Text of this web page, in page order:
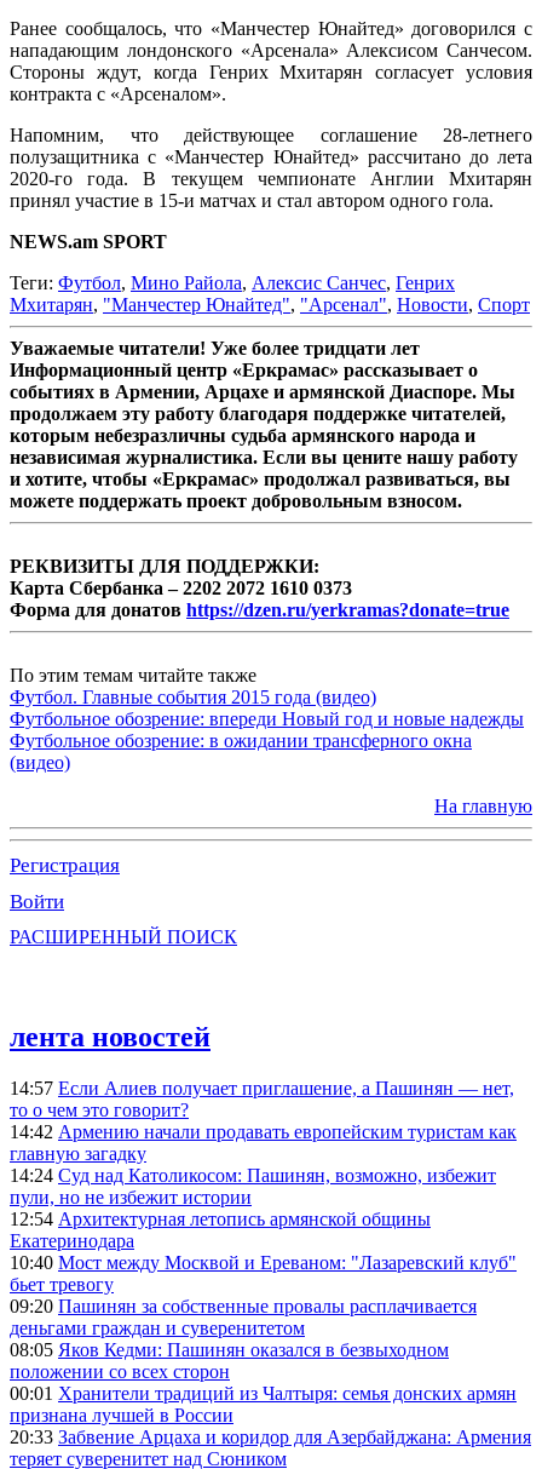
Ранее сообщалось, что «Манчестер Юнайтед» договорился с
нападающим лондонского «Арсенала» Алексисом Санчесом.
Стороны ждут, когда Генрих Мхитарян согласует условия
контракта с «Арсеналом».
Напомним, что действующее соглашение 28-летнего
полузащитника с «Манчестер Юнайтед» рассчитано до лета
2020-го года. В текущем чемпионате Англии Мхитарян
принял участие в 15-и матчах и стал автором одного гола.
NEWS.am SPORT
Теги: Футбол, Мино Райола, Алексис Санчес, Генрих
Мхитарян, "Манчестер Юнайтед", "Арсенал", Новости, Спорт
Уважаемые читатели! Уже более тридцати лет
Информационный центр «Еркрамас» рассказывает о
событиях в Армении, Арцахе и армянской Диаспоре. Мы
продолжаем эту работу благодаря поддержке читателей,
которым небезразличны судьба армянского народа и
независимая журналистика. Если вы цените нашу работу
и хотите, чтобы «Еркрамас» продолжал развиваться, вы
можете поддержать проект добровольным взносом.
РЕКВИЗИТЫ ДЛЯ ПОДДЕРЖКИ:
Карта Сбербанка – 2202 2072 1610 0373
Форма для донатов https://dzen.ru/yerkramas?donate=true
По этим темам читайте также
Футбол. Главные события 2015 года (видео)
Футбольное обозрение: впереди Новый год и новые надежды
Футбольное обозрение: в ожидании трансферного окна
(видео)
На главную
Регистрация
Войти
РАСШИРЕННЫЙ ПОИСК
лента новостей
14:57 Если Алиев получает приглашение, а Пашинян — нет,
то о чем это говорит?
14:42 Армению начали продавать европейским туристам как
главную загадку
14:24 Суд над Католикосом: Пашинян, возможно, избежит
пули, но не избежит истории
12:54 Архитектурная летопись армянской общины
Екатеринодара
10:40 Мост между Москвой и Ереваном: "Лазаревский клуб"
бьет тревогу
09:20 Пашинян за собственные провалы расплачивается
деньгами граждан и суверенитетом
08:05 Яков Кедми: Пашинян оказался в безвыходном
положении со всех сторон
00:01 Хранители традиций из Чалтыря: семья донских армян
признана лучшей в России
20:33 Забвение Арцаха и коридор для Азербайджана: Армения
теряет суверенитет над Сюником